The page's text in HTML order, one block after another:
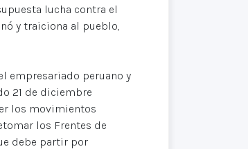
lucha contra el
y traiciona al pueblo,
empresariado peruano y
21 de diciembre
los movimientos
los Frentes de
debe partir por